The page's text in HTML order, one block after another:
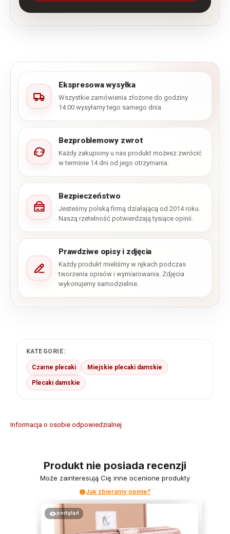
Ekspresowa wysyłka
Wszystkie zamówienia złożone do godziny
14:00 wysyłamy tego samego dnia.
Bezproblemowy zwrot
Każdy zakupiony u nas produkt możesz zwrócić
w terminie 14 dni od jego otrzymania.
Bezpieczeństwo
Jesteśmy polską firmą działającą od 2014 roku.
Naszą rzetelność potwierdzają tysiące opinii.
Prawdziwe opisy i zdjęcia
Każdy produkt mieliśmy w rękach podczas
tworzenia opisów i wymiarowania. Zdjęcia
wykonujemy samodzielnie.
KATEGORIE:
Czarne plecaki Miejskie plecaki damskie
Plecaki damskie
Informacja o osobie odpowiedzialnej
Produkt nie posiada recenzji
Może zainteresują Cię inne ocenione produkty
Jak zbieramy opinie?
podgląd